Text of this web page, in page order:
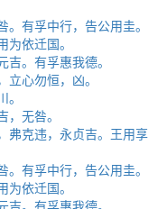
有孚中行，告公用圭。
依迁国。
。有孚惠我德。
心勿恒，凶。
。
，无咎。
弗克违，永贞吉。王用享
有孚中行，告公用圭。
依迁国。